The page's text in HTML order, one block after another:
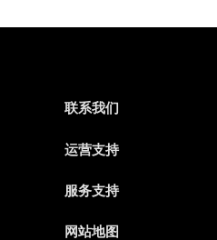
联系我们
运营支持
服务支持
网站地图